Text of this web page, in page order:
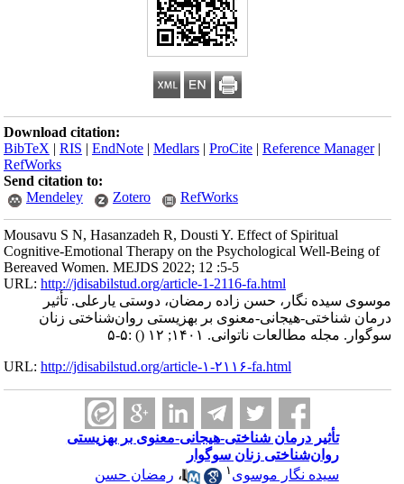
Download citation:
BibTeX |RIS |EndNote |Medlars |ProCite |Reference Manager
RefWorks
Send citation to:
Mendeley
Zotero RefWorks
Mousavu S N, Hasanzadeh R, Dousti Y. Effect of Spiritual
Cognitive-Emotional Therapy on the Psychological Well-Being of
Bereaved Women. MEJDS 2022; 12 :5-5
URL:http://jdisabilstud.org/article-1-2116-fa.html
موسوی سیده نگار، حسن زاده رمضان، دوستی یارعلی. تأثیر
درمان شناختی-هیجانی-معنوی بر بهزیستی روان‌شناختی زنان
سوگوار. مجله مطالعات ناتوانی. ۱۴۰۱; ۱۲
() :۵-۵
URL:http://jdisabilstud.org/article-۱-۲۱۱۶-fa.html
تأثیر درمان شناختی-هیجانی-معنوی بر بهزیستی
روان‌شناختی زنان سوگوار
سیده نگار موسوی۱ ،رمضان حسن